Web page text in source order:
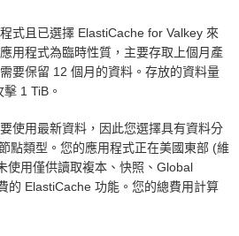
式且已選擇 ElastiCache for Valkey 來
用程式為臨時性質，主要存取上個月產
要保留 12 個月的資料。存放的資料量
1 TiB。
使用最新資料，因此您選擇具有資料分
點類型。您的應用程式正在美國東部 (維
使用僅供讀取複本、快照、Global
的 ElastiCache 功能。您的總費用計算